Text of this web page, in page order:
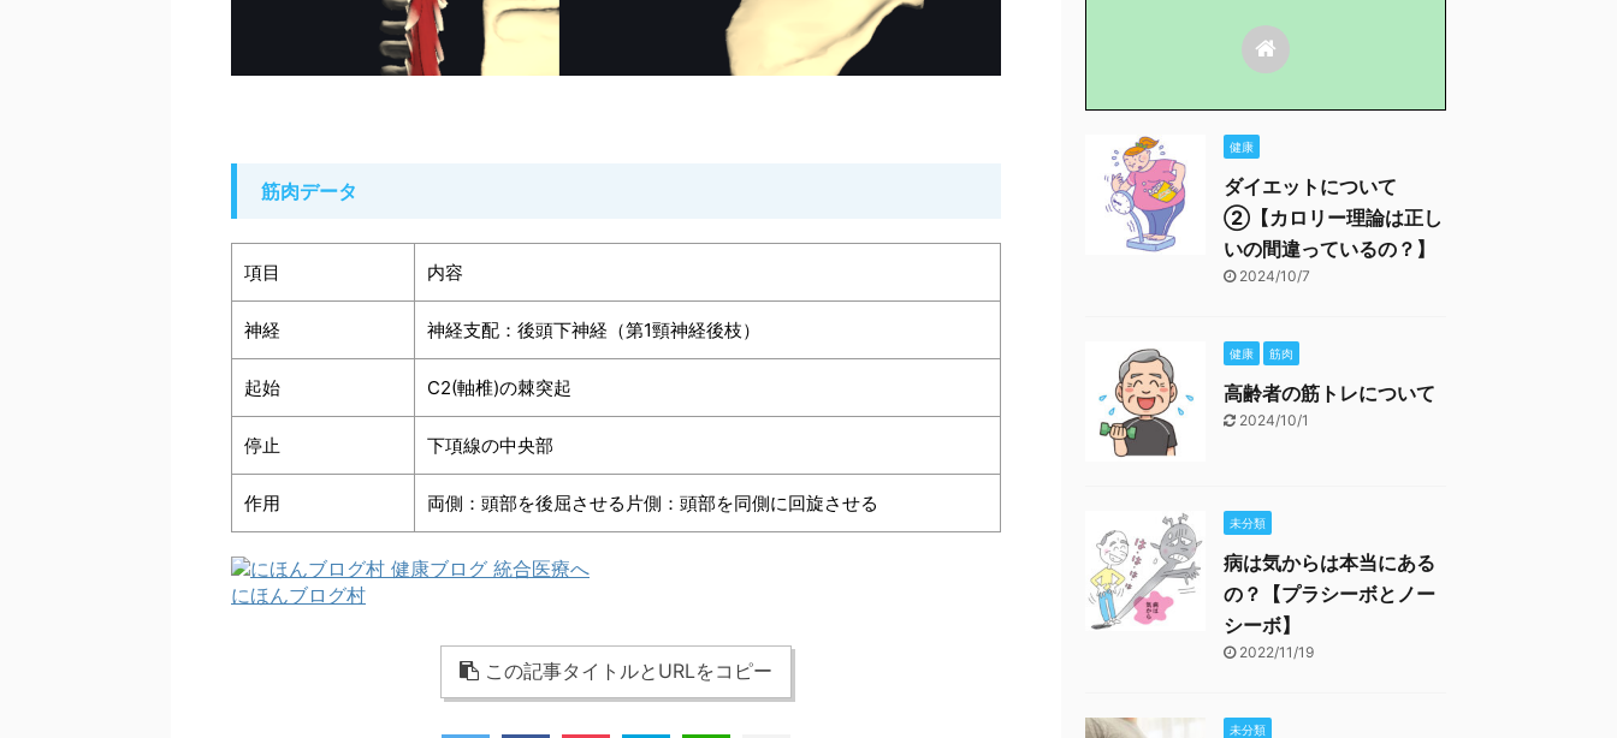
筋肉データ
項目 内容
神経 神経支配：後頭下神経（第1頸神経後枝）
起始 C2(軸椎)の棘突起
停止 下項線の中央部
作用 両側：頭部を後屈させる片側：頭部を同側に回旋させる
にほんブログ村
この記事タイトルとURLをコピー
健康
ダイエットについて
②【カロリー理論は正し
いの間違っているの？】
2024/10/7
健康 筋肉
高齢者の筋トレについて
2024/10/1
未分類
病は気からは本当にある
の？【プラシーボとノー
シーボ】
2022/11/19
未分類